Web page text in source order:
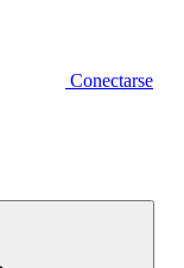
Conectarse